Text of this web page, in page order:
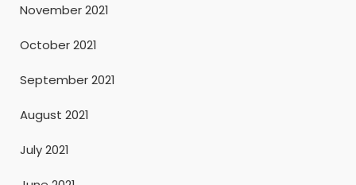
November 2021
October 2021
September 2021
August 2021
July 2021